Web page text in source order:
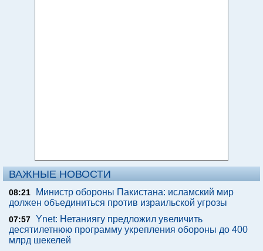
ВАЖНЫЕ НОВОСТИ
08:21
Министр обороны Пакистана: исламский мир
должен объединиться против израильской угрозы
07:57 Ynet: Нетаниягу предложил увеличить
десятилетнюю программу укрепления обороны до 400
млрд шекелей